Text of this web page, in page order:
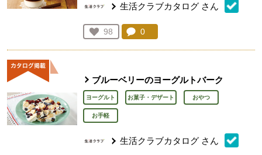
生活クラブカタログ さん
お気に入り登録：
98
人が登録
コメント：
0
ブルーベリーのヨーグルトバーク
ヨーグルト お菓子・デザート おやつ
お手軽
生活クラブカタログ さん